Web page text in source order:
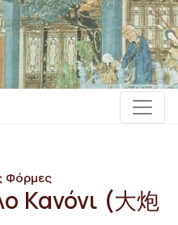
Φόρμες
Κανόνι (大炮